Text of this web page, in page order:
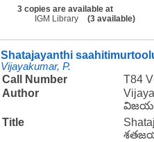
3 copies are available at
IGM Library
(3 available)
Shatajayanthi
Vijayakumar, P.
Call Number
T84
Author
Title